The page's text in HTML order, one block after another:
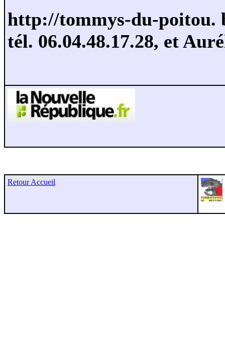
http://tommys-du-poitou.
tél. 06.04.48.17.28, et
Retour Accueil